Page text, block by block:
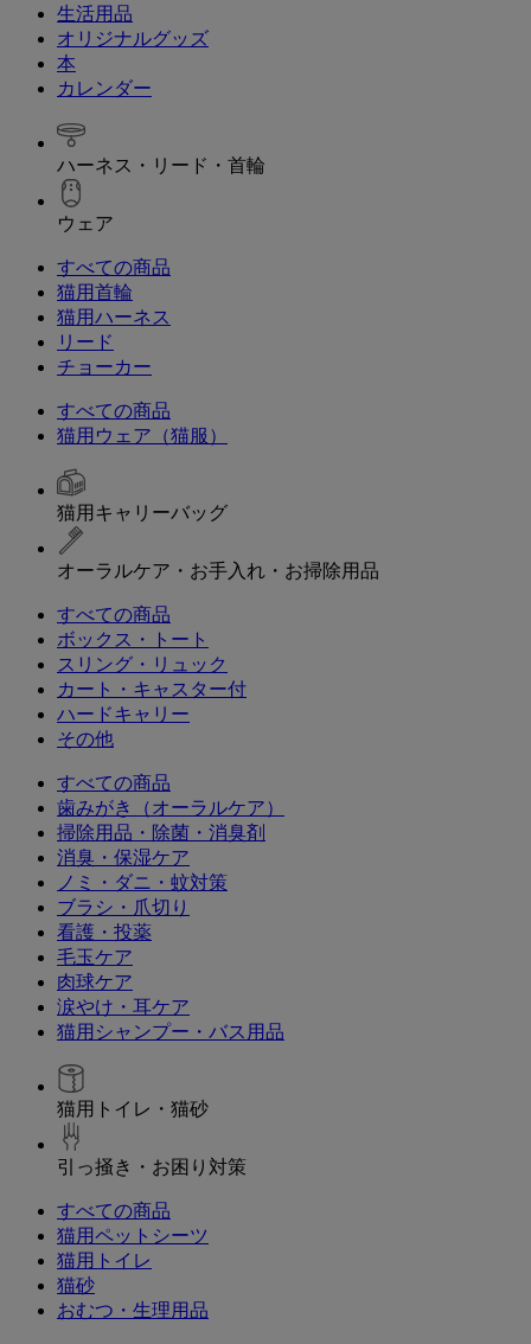
生活用品
オリジナルグッズ
本
カレンダー
ハーネス・リード・首輪
ウェア
すべての商品
猫用首輪
猫用ハーネス
リード
チョーカー
すべての商品
猫用ウェア（猫服）
猫用キャリーバッグ
オーラルケア・お手入れ・お掃除用品
すべての商品
ボックス・トート
スリング・リュック
カート・キャスター付
ハードキャリー
その他
すべての商品
歯みがき（オーラルケア）
掃除用品・除菌・消臭剤
消臭・保湿ケア
ノミ・ダニ・蚊対策
ブラシ・爪切り
看護・投薬
毛玉ケア
肉球ケア
涙やけ・耳ケア
猫用シャンプー・バス用品
猫用トイレ・猫砂
引っ掻き・お困り対策
すべての商品
猫用ペットシーツ
猫用トイレ
猫砂
おむつ・生理用品